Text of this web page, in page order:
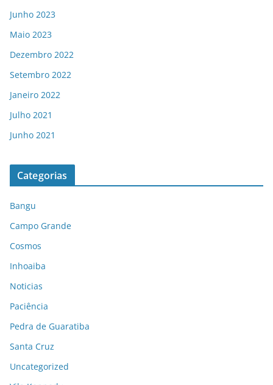
Junho 2023
Maio 2023
Dezembro 2022
Setembro 2022
Janeiro 2022
Julho 2021
Junho 2021
Categorias
Bangu
Campo Grande
Cosmos
Inhoaiba
Noticias
Paciência
Pedra de Guaratiba
Santa Cruz
Uncategorized